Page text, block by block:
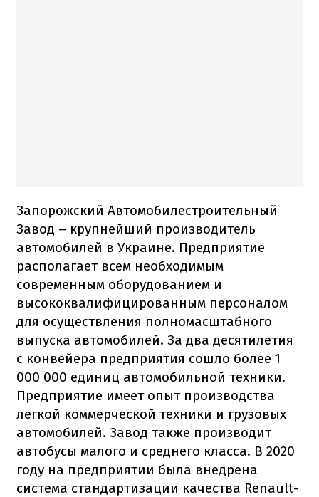
Запорожский Автомобилестроительный
Завод – крупнейший производитель
автомобилей в Украине. Предприятие
располагает всем необходимым
современным оборудованием и
высококвалифицированным персоналом
для осуществления полномасштабного
выпуска автомобилей. За два десятилетия
с конвейера предприятия сошло более 1
000 000 единиц автомобильной техники.
Предприятие имеет опыт производства
легкой коммерческой техники и грузовых
автомобилей. Завод также производит
автобусы малого и среднего класса. В 2020
году на предприятии была внедрена
система стандартизации качества Renault-